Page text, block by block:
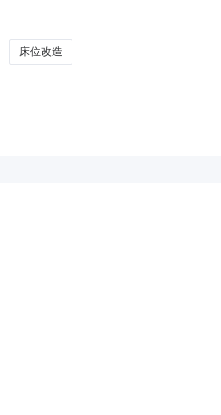
元四、主要标的信息合同
床位改造